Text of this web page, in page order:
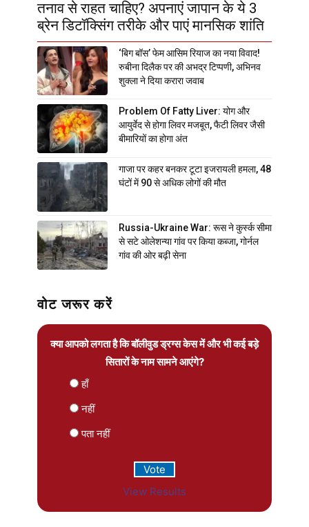
तनाव से राहत चाहिए? अपनाएं जापान के ये 3
ब्रेन डिटॉक्सिंग तरीके और पाएं मानसिक शांति
‘बिग बॉस’ फेम आसिम रियाज का नया विवाद!
रुबीना दिलैक पर की अभद्र टिप्पणी, अभिनव
शुक्ला ने दिया करारा जवाब
Problem Of Fatty Liver: योग और
आयुर्वेद से होगा लिवर मजबूत, फैटी लिवर जैसी
बीमारियों का होगा अंत
गाजा पर कहर बनकर टूटा इजरायली हमला, 48
घंटों में 90 से अधिक लोगों की मौत
Russia-Ukraine War: रूस ने कुर्स्क सीमा
से सटे ओलेशन्या गांव पर किया कब्जा, गोर्नल
गांव की ओर बढ़ी सेना
वोट जरूर करें
क्या आपको लगता है कि बॉलीवुड ड्रग्स केस में और भी कई बड़े
सितारों के नाम सामने आएंगे?
हाँ
नहीं
पता नहीं
View Results